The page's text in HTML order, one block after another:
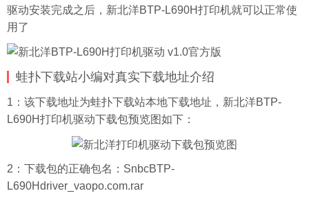
驱动安装完成之后，新北洋BTP-L690H打印机就可以正常使
用了
蛙扑下载站小编对真实下载地址介绍
1：该下载地址为蛙扑下载站本地下载地址，新北洋BTP-
L690H打印机驱动下载包预览图如下：
2：下载包的正确包名：SnbcBTP-
L690Hdriver_vaopo.com.rar